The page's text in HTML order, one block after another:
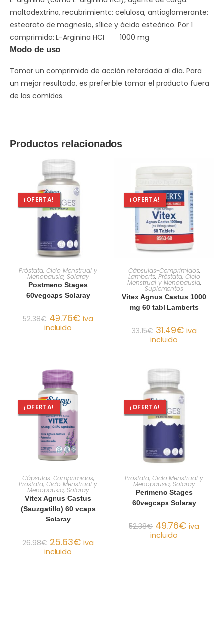
maltodextrina, recubrimiento: celulosa, antiaglomerante:
estearato de magnesio, sílice y ácido esteárico. Por 1
comprimido: L-Arginina HCI 1000 mg
Modo de uso
Tomar un comprimido de acción retardada al día. Para
un mejor resultado, es preferible tomar el producto fuera
de las comidas.
Productos relacionados
¡OFERTA!
AÑADIR AL CARRITO
Próstata, Ciclo Menstrual y
Menopausia, Solaray
Postmeno Stages
60vegcaps Solaray
52.38€ 49.76€ iva
incluido
¡OFERTA!
AÑADIR AL CARRITO
Cápsulas-Comprimidos,
Lamberts, Próstata, Ciclo
Menstrual y Menopausia,
Suplementos
Vitex Agnus Castus 1000
mg 60 tabl Lamberts
33.15€ 31.49€ iva
incluido
¡OFERTA!
AÑADIR AL CARRITO
Cápsulas-Comprimidos,
Próstata, Ciclo Menstrual y
Menopausia, Solaray
Vitex Agnus Castus
(Sauzgatillo) 60 vcaps
Solaray
26.98€ 25.63€ iva
incluido
¡OFERTA!
AÑADIR AL CARRITO
Próstata, Ciclo Menstrual y
Menopausia, Solaray
Perimeno Stages
60vegcaps Solaray
52.38€ 49.76€ iva
incluido